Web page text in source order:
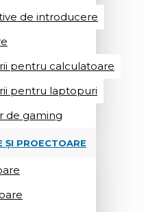
de introducere
pentru calculatoare
pentru laptopuri
de gaming
ȘI PROECTOARE